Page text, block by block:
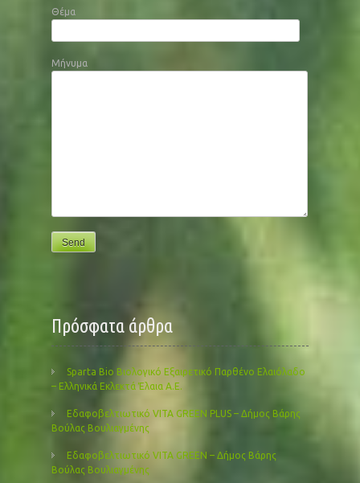
Θέμα
Μήνυμα
Πρόσφατα άρθρα
Sparta Bio Βιολογικό Εξαιρετικό Παρθένο Ελαιόλαδο
– Ελληνικά Εκλεκτά Έλαια Α.Ε.
Εδαφοβελτιωτικό VITA GREEN PLUS – Δήμος Βάρης
Βούλας Βουλιαγμένης
Εδαφοβελτιωτικό VITA GREEN – Δήμος Βάρης
Βούλας Βουλιαγμένης